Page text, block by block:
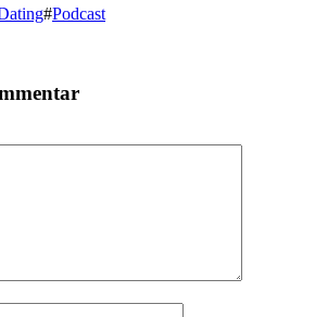
#Podcast